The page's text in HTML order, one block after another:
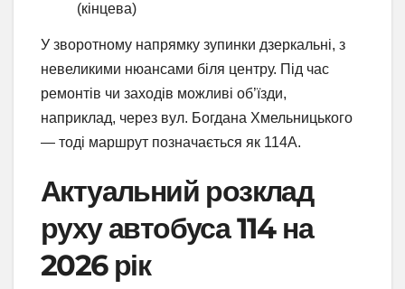
(кінцева)
У зворотному напрямку зупинки дзеркальні, з
невеликими нюансами біля центру. Під час
ремонтів чи заходів можливі об’їзди,
наприклад, через вул. Богдана Хмельницького
— тоді маршрут позначається як 114А.
Актуальний розклад
руху автобуса 114 на
2026 рік